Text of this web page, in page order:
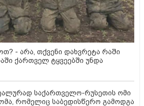
- არა, თქვენი დახვრეტა რაში
ქართველ ტყვეებში უნდა
საქართველო-რუსეთის ომი
რომელიც საბედისწერო გამოდგა